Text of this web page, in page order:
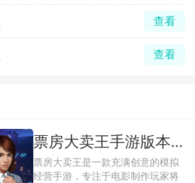
查看
查看
票房大卖王手游版本大全
票房大卖王是一款充满创意的模拟
经营手游，专注于电影制作玩家将